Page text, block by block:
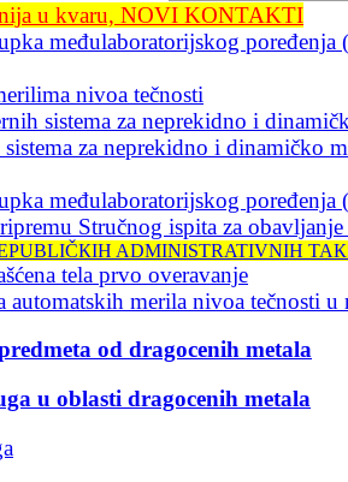
u kvaru, NOVI KONTAKTI
međulaboratorijskog
nivoa tečnosti
sistema za neprekidno i
za neprekidno i dinamičko
međulaboratorijskog
Stručnog ispita za
ADMINISTRATIVNIH
tela prvo overavanje
merila nivoa tečnosti u
od dragocenih metala
u oblasti dragocenih metala